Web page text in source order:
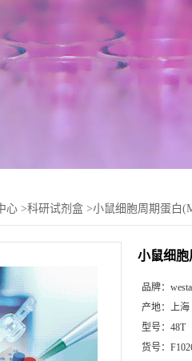
心 >科研试剂盒 >小鼠细胞周期蛋白
小鼠细胞
品牌：
产地： 上海
型号： 48T
货号：